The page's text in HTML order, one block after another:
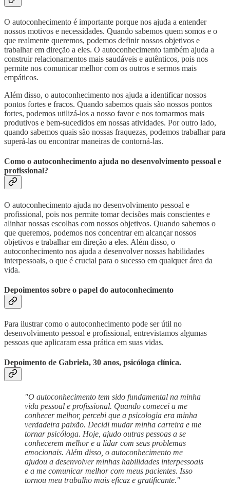
O autoconhecimento é importante porque nos ajuda a entender
nossos motivos e necessidades. Quando sabemos quem somos e o
que realmente queremos, podemos definir nossos objetivos e
trabalhar em direção a eles. O autoconhecimento também ajuda a
construir relacionamentos mais saudáveis ​​e autênticos, pois nos
permite nos comunicar melhor com os outros e sermos mais
empáticos.
Além disso, o autoconhecimento nos ajuda a identificar nossos
pontos fortes e fracos. Quando sabemos quais são nossos pontos
fortes, podemos utilizá-los a nosso favor e nos tornarmos mais
produtivos e bem-sucedidos em nossas atividades. Por outro lado,
quando sabemos quais são nossas fraquezas, podemos trabalhar para
superá-las ou encontrar maneiras de contorná-las.
Como o autoconhecimento ajuda no desenvolvimento pessoal e
profissional?
O autoconhecimento ajuda no desenvolvimento pessoal e
profissional, pois nos permite tomar decisões mais conscientes e
alinhar nossas escolhas com nossos objetivos. Quando sabemos o
que queremos, podemos nos concentrar em alcançar nossos
objetivos e trabalhar em direção a eles. Além disso, o
autoconhecimento nos ajuda a desenvolver nossas habilidades
interpessoais, o que é crucial para o sucesso em qualquer área da
vida.
Depoimentos sobre o papel do autoconhecimento
Para ilustrar como o autoconhecimento pode ser útil no
desenvolvimento pessoal e profissional, entrevistamos algumas
pessoas que aplicaram essa prática em suas vidas.
Depoimento de Gabriela, 30 anos, psicóloga clínica.
"O autoconhecimento tem sido fundamental na minha
vida pessoal e profissional. Quando comecei a me
conhecer melhor, percebi que a psicologia era minha
verdadeira paixão. Decidi mudar minha carreira e me
tornar psicóloga. Hoje, ajudo outras pessoas a se
conhecerem melhor e a lidar com seus problemas
emocionais. Além disso, o autoconhecimento me
ajudou a desenvolver minhas habilidades interpessoais
e a me comunicar melhor com meus pacientes. Isso
tornou meu trabalho mais eficaz e gratificante."